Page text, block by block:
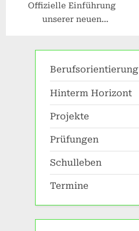
Offizielle Einführung
unserer neuen
Berufsorientierung
Hinterm Horizont
Projekte
Prüfungen
Schulleben
Termine